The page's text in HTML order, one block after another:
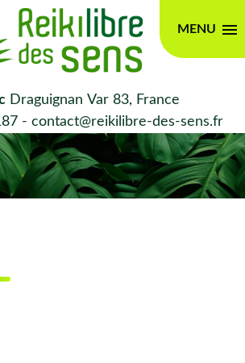
Draguignan Var 83, France
- contact@reikilibre-des-sens.fr
MENU